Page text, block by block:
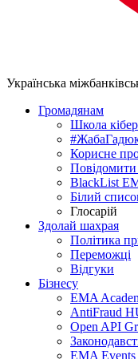
Українська
Громадянам
Школа
Корисне
BlackList
Білий
Глосарій
Здолай шахрая
Політика
Переможцi
Відгуки
Бізнесу
EMA
AntiFraud
Open API
EMA Events